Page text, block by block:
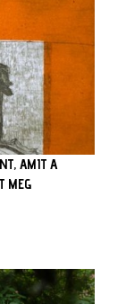
AMIT A
MEG